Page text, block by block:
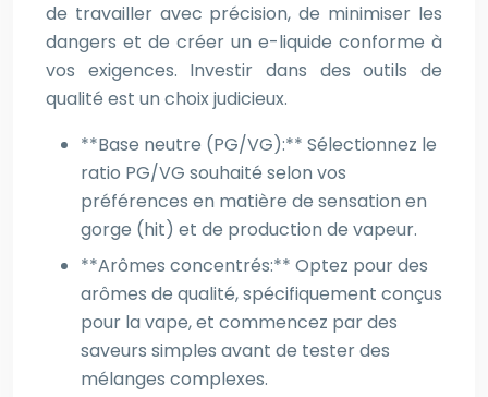
de travailler avec précision, de minimiser les
dangers et de créer un e-liquide conforme à
vos exigences. Investir dans des outils de
qualité est un choix judicieux.
**Base neutre (PG/VG):** Sélectionnez le
ratio PG/VG souhaité selon vos
préférences en matière de sensation en
gorge (hit) et de production de vapeur.
**Arômes concentrés:** Optez pour des
arômes de qualité, spécifiquement conçus
pour la vape, et commencez par des
saveurs simples avant de tester des
mélanges complexes.